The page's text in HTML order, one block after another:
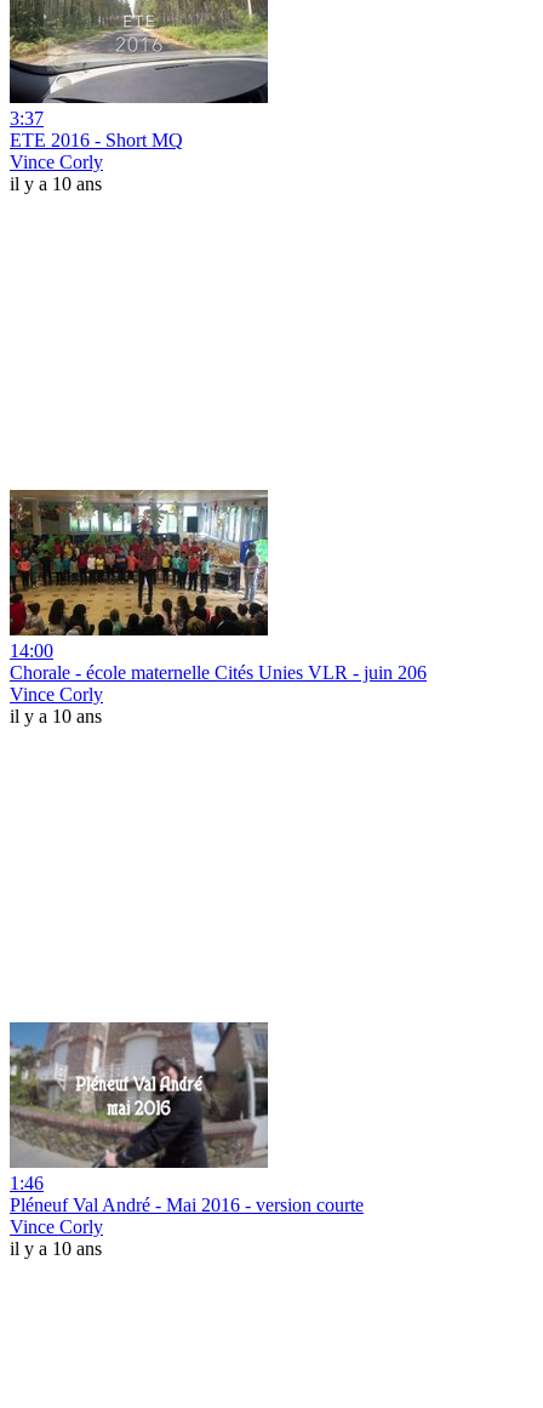
3:37
ETE 2016 - Short MQ
Vince Corly
il y a 10 ans
14:00
Chorale - école maternelle Cités Unies VLR - juin 206
Vince Corly
il y a 10 ans
1:46
Pléneuf Val André - Mai 2016 - version courte
Vince Corly
il y a 10 ans